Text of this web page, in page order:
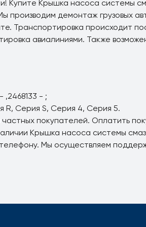
Купите Крышка насоса системы
производим демонтаж грузовых
Транспортировка происходит
авиалиниями. Также
,2468133 - ;
R, Серия S, Серия 4, Серия 5.
покупателей. Оплатить
Крышка насоса системы
Мы осуществляем